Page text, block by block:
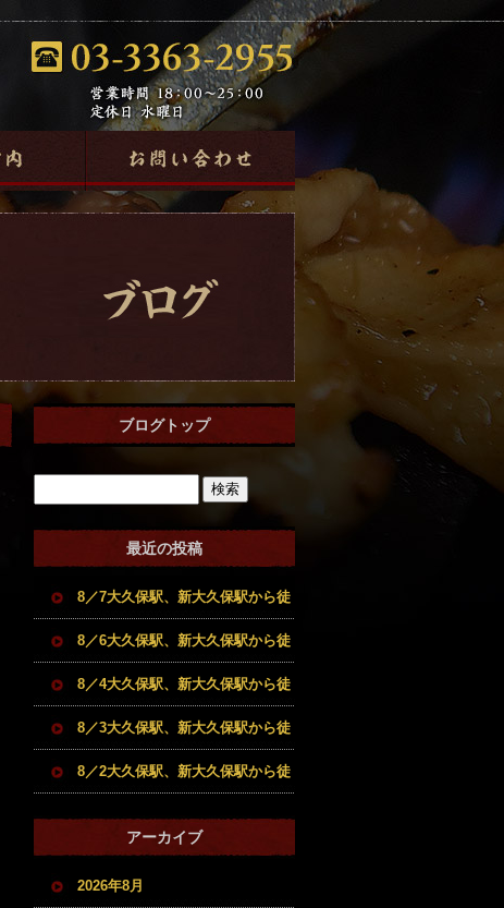
ブログトップ
最近の投稿
8／7大久保駅、新大久保駅から徒
歩5分圏内の希少部位も扱う和牛
牝牛専門店。焼肉とホルモンのお
店です。
8／6大久保駅、新大久保駅から徒
歩5分圏内の希少部位も扱う和牛
牝牛専門店。焼肉とホルモンのお
店です。
8／4大久保駅、新大久保駅から徒
歩5分圏内の希少部位も扱う和牛
牝牛専門店。焼肉とホルモンのお
店です。
8／3大久保駅、新大久保駅から徒
歩5分圏内の希少部位も扱う和牛
牝牛専門店。焼肉とホルモンのお
店です。
8／2大久保駅、新大久保駅から徒
歩5分圏内の希少部位も扱う和牛
牝牛専門店。焼肉とホルモンのお
アーカイブ
2026年8月